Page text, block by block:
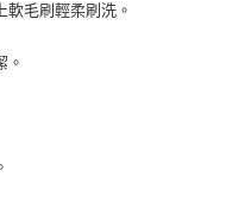
毛刷輕柔刷洗。
。